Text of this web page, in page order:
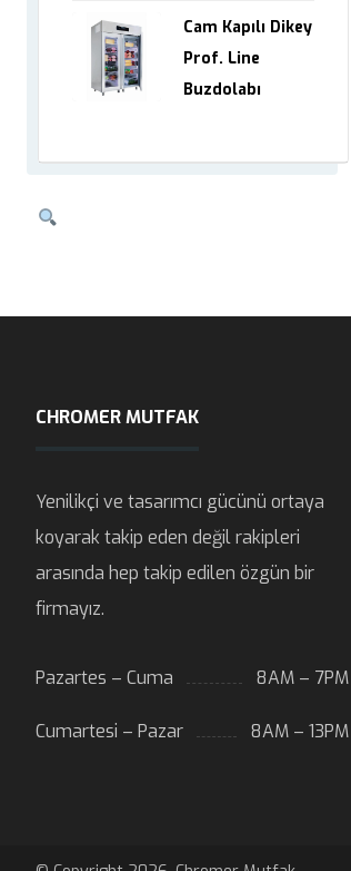
Cam Kapılı Dikey
Prof. Line
Buzdolabı
CHROMER MUTFAK
Yenilikçi ve tasarımcı gücünü ortaya
koyarak takip eden değil rakipleri
arasında hep takip edilen özgün bir
firmayız.
Pazartes – Cuma 8AM – 7PM
Cumartesi – Pazar 8AM – 13PM